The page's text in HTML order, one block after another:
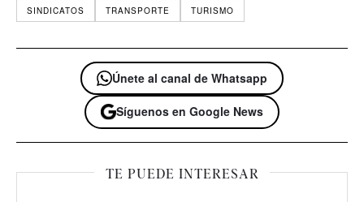
SINDICATOS
TRANSPORTE TURISMO
Únete al canal de Whatsapp
Síguenos en Google News
TE PUEDE INTERESAR